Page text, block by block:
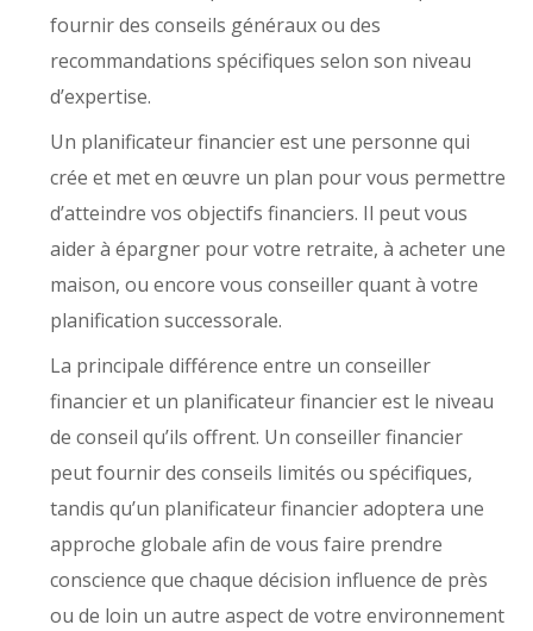
fournir des conseils généraux ou des
recommandations spécifiques selon son niveau
d’expertise.
Un planificateur financier est une personne qui
crée et met en œuvre un plan pour vous permettre
d’atteindre vos objectifs financiers. Il peut vous
aider à épargner pour votre retraite, à acheter une
maison, ou encore vous conseiller quant à votre
planification successorale.
La principale différence entre un conseiller
financier et un planificateur financier est le niveau
de conseil qu’ils offrent. Un conseiller financier
peut fournir des conseils limités ou spécifiques,
tandis qu’un planificateur financier adoptera une
approche globale afin de vous faire prendre
conscience que chaque décision influence de près
ou de loin un autre aspect de votre environnement